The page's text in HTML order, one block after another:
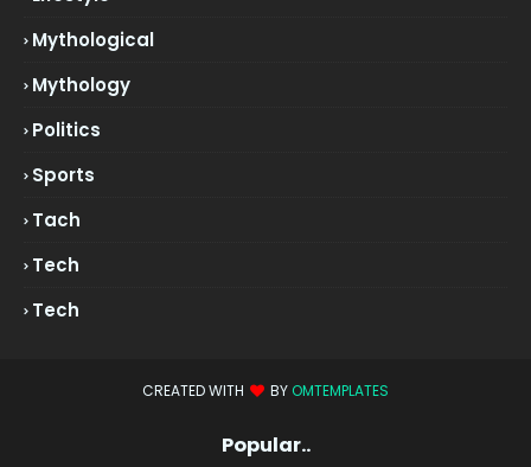
Mythological
Mythology
Politics
Sports
Tach
Tech
Tech
CREATED WITH BY OMTEMPLATES
Popular..